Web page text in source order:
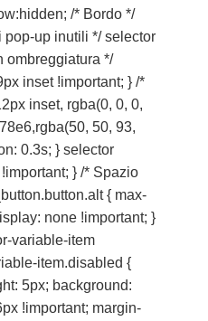
/* Bordo */
pop-up inutili */ selector
ombreggiatura */
inset !important; } /*
inset, rgba(0, 0, 0,
50, 93,
0.3s; } selector
} /* Spazio
{ max-
none !important; }
variable-item
item.disabled {
5px; background:
!important; margin-